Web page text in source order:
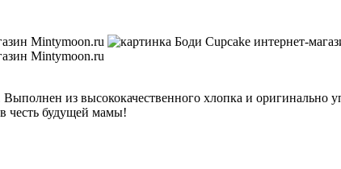
Выполнен из высококачественного хлопка и
честь будущей мамы!